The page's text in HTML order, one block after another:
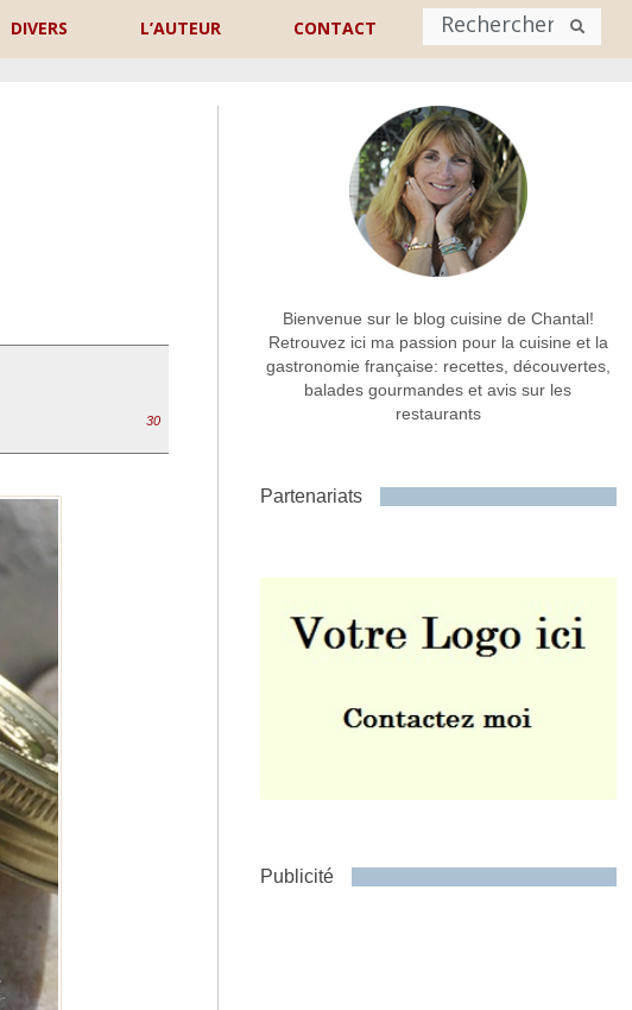
DIVERS L’AUTEUR CONTACT
Nom
Commentaire ou message *
30
Bienvenue sur le blog cuisine de Chantal!
Retrouvez ici ma passion pour la cuisine et la
gastronomie française: recettes, découvertes,
balades gourmandes et avis sur les
restaurants
Partenariats
Publicité